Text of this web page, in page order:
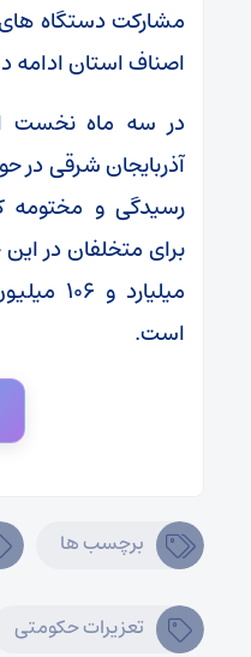
مشارکت دستگاه های
اصناف استان ادامه
در سه ماه نخست
آذربایجان شرقی در
است.
برچسب ها
تعزیرات حکومتی